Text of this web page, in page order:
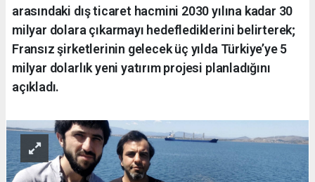
arasındaki dış ticaret hacmini 2030 yılına kadar 30
milyar dolara çıkarmayı hedeflediklerini belirterek;
Fransız şirketlerinin gelecek üç yılda Türkiye’ye 5
milyar dolarlık yeni yatırım projesi planladığını
açıkladı.